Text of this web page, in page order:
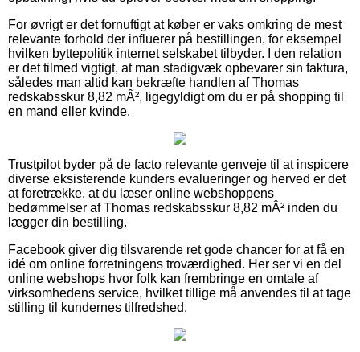
For øvrigt er det fornuftigt at køber er vaks omkring de mest
relevante forhold der influerer på bestillingen, for eksempel
hvilken byttepolitik internet selskabet tilbyder. I den relation
er det tilmed vigtigt, at man stadigvæk opbevarer sin faktura,
således man altid kan bekræfte handlen af Thomas
redskabsskur 8,82 mÂ², ligegyldigt om du er på shopping til
en mand eller kvinde.
Trustpilot byder på de facto relevante genveje til at inspicere
diverse eksisterende kunders evalueringer og herved er det
at foretrække, at du læser online webshoppens
bedømmelser af Thomas redskabsskur 8,82 mÂ² inden du
lægger din bestilling.
Facebook giver dig tilsvarende ret gode chancer for at få en
idé om online forretningens troværdighed. Her ser vi en del
online webshops hvor folk kan frembringe en omtale af
virksomhedens service, hvilket tillige må anvendes til at tage
stilling til kundernes tilfredshed.